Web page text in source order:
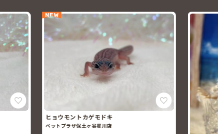
NEW
ヒョウモントカゲモドキ
ペットプラザ保土ヶ谷星川店